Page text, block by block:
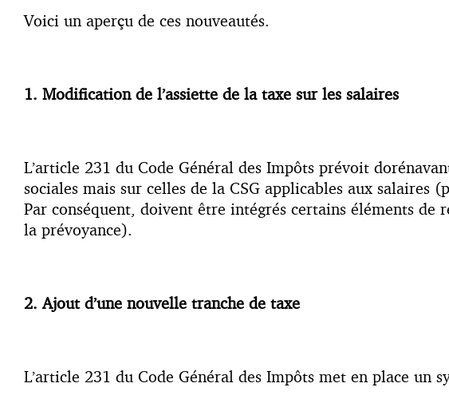
Voici un aperçu de ces nouveautés.
1. Modification de l’assiette de la taxe sur les salaires
L’article 231 du Code Général des Impôts prévoit
sociales mais sur celles de la CSG applicables aux salaires
Par conséquent, doivent être intégrés certains éléments
la prévoyance).
2. Ajout d’une nouvelle tranche de taxe
L’article 231 du Code Général des Impôts met en place un